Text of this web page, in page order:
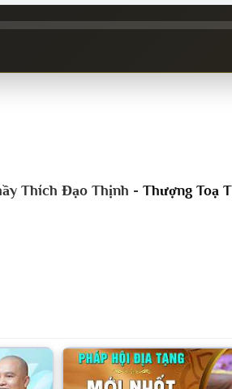
Thích Đạo Thịnh - Thượng Toạ